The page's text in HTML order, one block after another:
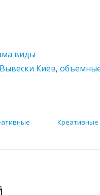
виды
Вывески Киев,
Креативные